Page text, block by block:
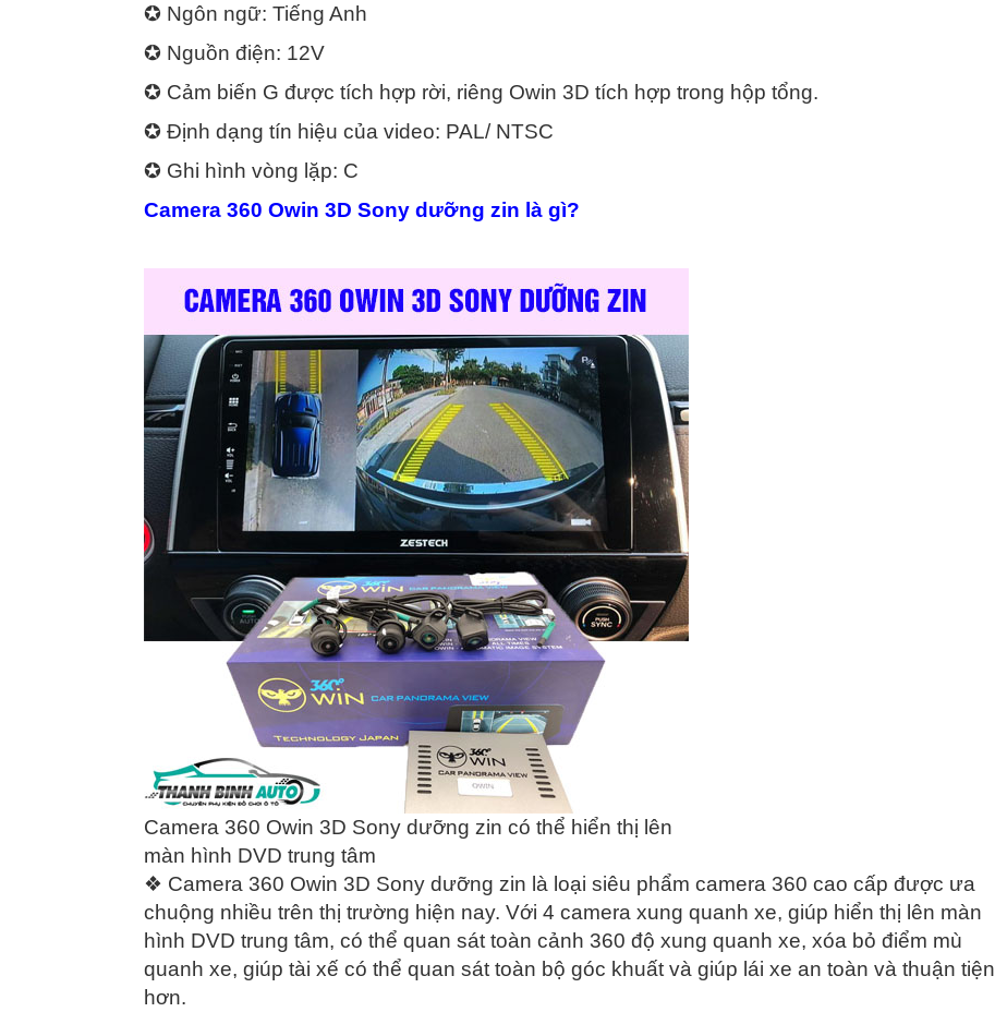
✪ Ngôn ngữ: Tiếng Anh
✪ Nguồn điện: 12V
✪ Cảm biến G được tích hợp rời, riêng Owin 3D tích hợp trong hộp tổng.
✪ Định dạng tín hiệu của video: PAL/ NTSC
✪ Ghi hình vòng lặp: C
Camera 360 Owin 3D Sony dưỡng zin là gì?
Camera 360 Owin 3D Sony dưỡng zin có thể hiển thị lên
màn hình DVD trung tâm
❖ Camera 360 Owin 3D Sony dưỡng zin là loại siêu phẩm camera 360 cao cấp được ưa
chuộng nhiều trên thị trường hiện nay. Với 4 camera xung quanh xe, giúp hiển thị lên màn
hình DVD trung tâm, có thể quan sát toàn cảnh 360 độ xung quanh xe, xóa bỏ điểm mù
quanh xe, giúp tài xế có thể quan sát toàn bộ góc khuất và giúp lái xe an toàn và thuận tiện
hơn.